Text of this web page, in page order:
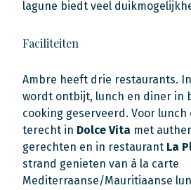
lagune biedt veel
Faciliteiten
Ambre heeft drie restaurants. In
wordt ontbijt, lunch en diner in
cooking geserveerd. Voor
terecht in Dolce Vita met
gerechten en in restaurant La
strand genieten van à la carte
Mediterraanse/Mauritiaanse